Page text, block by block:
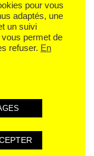
pour vous
adaptés, une
un suivi
vous permet de
refuser. En